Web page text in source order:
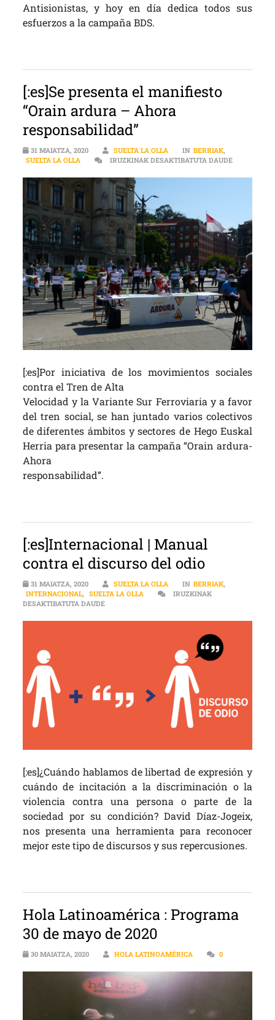
Antisionistas, y hoy en día dedica todos sus
esfuerzos a la campaña BDS.
[:es]Se presenta el manifiesto
“Orain ardura – Ahora
responsabilidad”
31 MAIATZA, 2020 SUELTA LA OLLA IN BERRIAK,
SUELTA LA OLLA
IRUZKINAK DESAKTIBATUTA DAUDE[:ES]SE
[:es]Por iniciativa de los movimientos sociales
contra el Tren de Alta
Velocidad y la Variante Sur Ferroviaria y a favor
del tren social, se han juntado varios colectivos
de diferentes ámbitos y sectores de Hego Euskal
Herria para presentar la campaña “Orain ardura-
Ahora
responsabilidad”.
[:es]Internacional | Manual
contra el discurso del odio
31 MAIATZA, 2020 SUELTA LA OLLA IN BERRIAK,
INTERNACIONAL, SUELTA LA OLLA
IRUZKINAK
DESAKTIBATUTA DAUDE[:ES]INTERNACIONAL | MANUAL CONTRA EL
[:es]¿Cuándo hablamos de libertad de expresión y
cuándo de incitación a la discriminación o la
violencia contra una persona o parte de la
sociedad por su condición? David Díaz-Jogeix,
nos presenta una herramienta para reconocer
mejor este tipo de discursos y sus repercusiones.
Hola Latinoamérica : Programa
30 de mayo de 2020
30 MAIATZA, 2020 HOLA LATINOAMÉRICA 0